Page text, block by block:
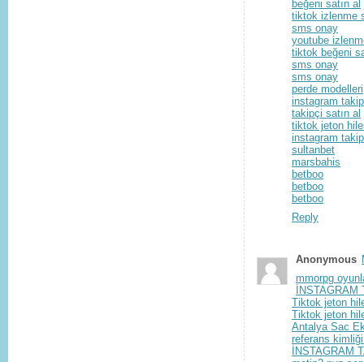
beğeni satın al
tiktok izlenme
sms onay
youtube
tiktok beğeni
sms onay
sms onay
perde modelleri
instagram
takipçi satın al
tiktok jeton
instagram
sultanbet
marsbahis
betboo
betboo
betboo
Reply
Anonymous
mmorpg
Tiktok jeton
Tiktok jeton
Antalya Sac
referans
İNSTAGRAM